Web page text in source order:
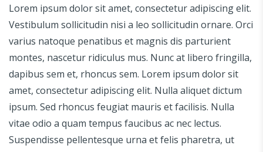
Lorem ipsum dolor sit amet, consectetur adipiscing elit.
Vestibulum sollicitudin nisi a leo sollicitudin ornare. Orci
varius natoque penatibus et magnis dis parturient
montes, nascetur ridiculus mus. Nunc at libero fringilla,
dapibus sem et, rhoncus sem. Lorem ipsum dolor sit
amet, consectetur adipiscing elit. Nulla aliquet dictum
ipsum. Sed rhoncus feugiat mauris et facilisis. Nulla
vitae odio a quam tempus faucibus ac nec lectus.
Suspendisse pellentesque urna et felis pharetra, ut